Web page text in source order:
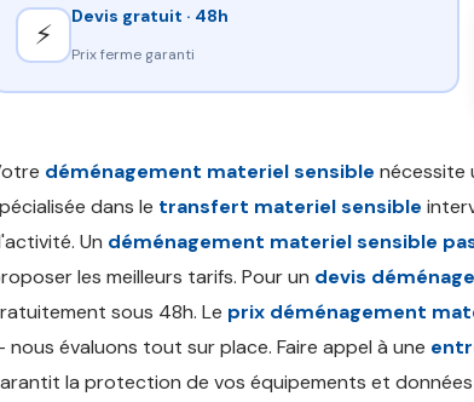
⚡
Devis gratuit · 48h
Prix ferme garanti
déménagement materiel sensible nécessite
dans le transfert materiel sensible
Un déménagement materiel sensible
les meilleurs tarifs. Pour un devis
sous 48h. Le prix déménagement
nous évaluons tout sur place. Faire appel à une
la protection de vos équipements et données